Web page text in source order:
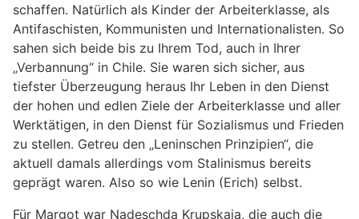
schaffen. Natürlich als Kinder der Arbeiterklasse, als
Antifaschisten, Kommunisten und Internationalisten. So
sahen sich beide bis zu Ihrem Tod, auch in Ihrer
„Verbannung“ in Chile. Sie waren sich sicher, aus
tiefster Überzeugung heraus Ihr Leben in den Dienst
der hohen und edlen Ziele der Arbeiterklasse und aller
Werktätigen, in den Dienst für Sozialismus und Frieden
zu stellen. Getreu den „Leninschen Prinzipien“, die
aktuell damals allerdings vom Stalinismus bereits
geprägt waren. Also so wie Lenin (Erich) selbst.
Für Margot war Nadeschda Krupskaja, die auch die